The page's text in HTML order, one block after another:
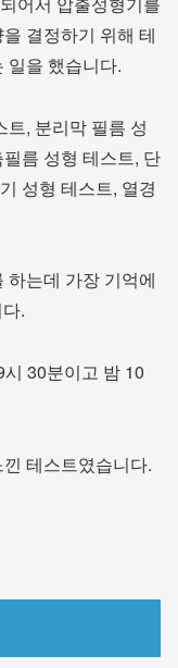
결정하기 위해 테
일을 했습니다.
, 분리막 필름 성
름 성형 테스트, 단
성형 테스트, 열경
하는데 가장 기억에
.
30분이고 밤 10
테스트였습니다.